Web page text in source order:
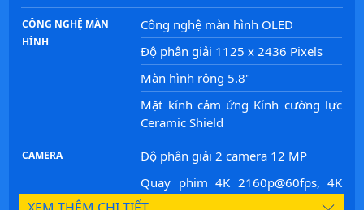
CÔNG NGHỆ MÀN
HÌNH
Công nghệ màn hình OLED
Độ phân giải 1125 x 2436 Pixels
Màn hình rộng 5.8"
Mặt kính cảm ứng Kính cường lực
Ceramic Shield
CAMERA
Độ phân giải 2 camera 12 MP
Quay phim 4K 2160p@60fps, 4K
2160p@30fps, 4K 2160p@24fps,